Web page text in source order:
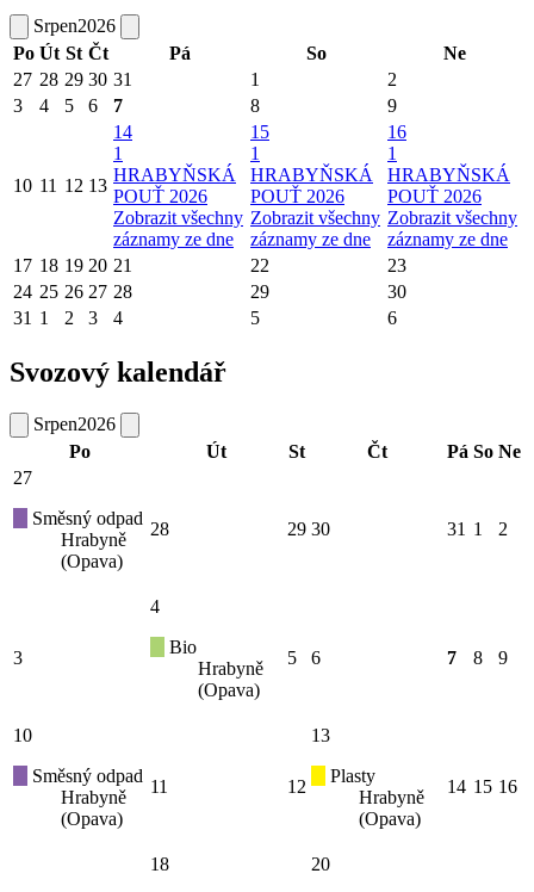
Srpen2026
Po Út St Čt Pá So
Ne
27 28 29 30 31 1
2
3
4 5 6 7 8 9
10 11 12 13
14
1
HRABYŇSKÁ
POUŤ 2026
Zobrazit všechny
záznamy ze dne
15
1
HRABYŇSKÁ
POUŤ 2026
Zobrazit všechny
záznamy ze dne
16
1
HRABYŇSKÁ
POUŤ 2026
Zobrazit všechny
záznamy ze dne
17 18 19 20 21 22
23
24 25 26 27 28 29
30
31 1 2 3 4 5 6
Svozový kalendář
Srpen2026
Po
Út St Čt Pá So Ne
27
Směsný odpad
Hrabyně
(Opava)
28 29 30 31 1 2
3
4
Bio
Hrabyně
(Opava)
5 6 7 8 9
10
Směsný odpad
Hrabyně
(Opava)
11 12
13
Plasty
Hrabyně
(Opava)
14 15 16
18
20